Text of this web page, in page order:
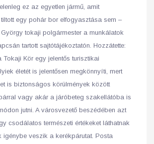
ez az egyetlen jármű, amit
egy pohár bor elfogyasztása sem –
tokaji polgármester a munkálatok
tartott sajtótájékoztatón. Hozzátette:
Tokaji Kör egy jelentős turisztikai
életét is jelentősen megkönnyíti, mert
is biztonságos körülmények között
vagy akár a járóbeteg szakellátóba is
jutni. A városvezető beszédében azt
csodálatos természeti értékeket láthatnak
igénybe veszik a kerékpárutat. Posta